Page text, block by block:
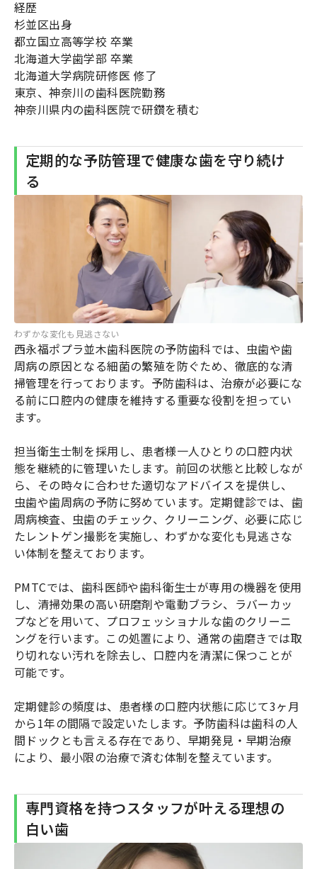
経歴
杉並区出身
都立国立高等学校 卒業
北海道大学歯学部 卒業
北海道大学病院研修医 修了
東京、神奈川の歯科医院勤務
神奈川県内の歯科医院で研鑽を積む
定期的な予防管理で健康な歯を守り続け
る
わずかな変化も見逃さない
西永福ポプラ並木歯科医院の予防歯科では、虫歯や歯
周病の原因となる細菌の繁殖を防ぐため、徹底的な清
掃管理を行っております。予防歯科は、治療が必要にな
る前に口腔内の健康を維持する重要な役割を担ってい
ます。
担当衛生士制を採用し、患者様一人ひとりの口腔内状
態を継続的に管理いたします。前回の状態と比較しなが
ら、その時々に合わせた適切なアドバイスを提供し、
虫歯や歯周病の予防に努めています。定期健診では、歯
周病検査、虫歯のチェック、クリーニング、必要に応じ
たレントゲン撮影を実施し、わずかな変化も見逃さな
い体制を整えております。
PMTCでは、歯科医師や歯科衛生士が専用の機器を使用
し、清掃効果の高い研磨剤や電動ブラシ、ラバーカッ
プなどを用いて、プロフェッショナルな歯のクリーニ
ングを行います。この処置により、通常の歯磨きでは取
り切れない汚れを除去し、口腔内を清潔に保つことが
可能です。
定期健診の頻度は、患者様の口腔内状態に応じて3ヶ月
から1年の間隔で設定いたします。予防歯科は歯科の人
間ドックとも言える存在であり、早期発見・早期治療
により、最小限の治療で済む体制を整えています。
専門資格を持つスタッフが叶える理想の
白い歯